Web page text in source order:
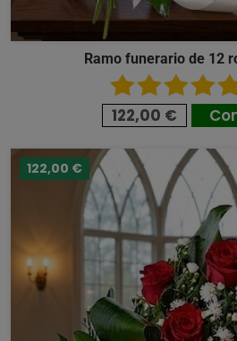
Ramo funerario de 12
122,00 €
122,00 €